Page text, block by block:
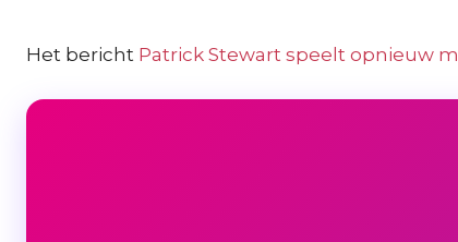
Het bericht Patrick Stewart speelt opnieuw